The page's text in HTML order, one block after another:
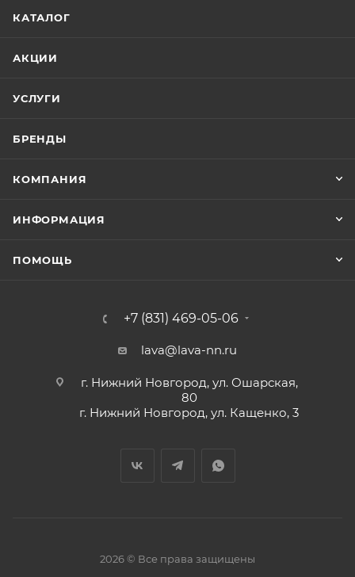
КАТАЛОГ
АКЦИИ
УСЛУГИ
БРЕНДЫ
КОМПАНИЯ
ИНФОРМАЦИЯ
ПОМОЩЬ
+7 (831) 469-05-06
lava@lava-nn.ru
г. Нижний Новгород, ул. Ошарская,
80
г. Нижний Новгород, ул. Кащенко, 3
2026 © Все права защищены